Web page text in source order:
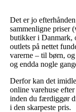
Det er jo
sammenligne priser
butikker i Danmark,
outlets på nettet
varerne – til børn,
og endda nogle
Derfor kan det
online varehuse
inden du færdiggør
i den skarpeste pris.